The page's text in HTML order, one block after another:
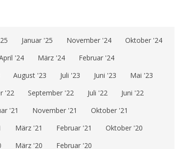
Januar '25 November '24
Oktober '24
'24 März '24
Februar '24
August '23 Juli '23 Juni '23
Mai '23
'22 September '22 Juli '22
Juni '22
'21 November '21
Oktober '21
März '21 Februar '21
Oktober '20
März '20 Februar '20